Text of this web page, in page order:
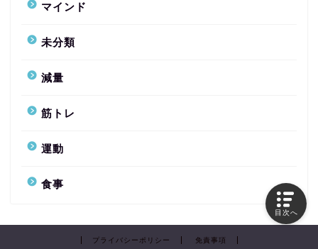
マインド
未分類
減量
筋トレ
運動
食事
プライバシーポリシー 免責事項
目次へ